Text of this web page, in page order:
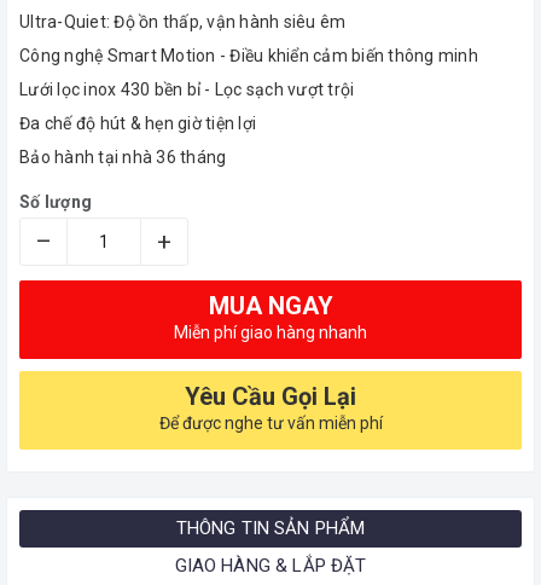
Ultra-Quiet: Độ ồn thấp, vận hành siêu êm
Công nghệ Smart Motion - Điều khiển cảm biến thông minh
Lưới lọc inox 430 bền bỉ - Lọc sạch vượt trội
Đa chế độ hút & hẹn giờ tiện lợi
Bảo hành tại nhà 36 tháng
Số lượng
– +
MUA NGAY
Miễn phí giao hàng nhanh
Yêu Cầu Gọi Lại
Để được nghe tư vấn miễn phí
THÔNG TIN SẢN PHẨM
GIAO HÀNG & LẮP ĐẶT